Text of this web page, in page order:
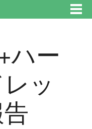
ハー
ッ